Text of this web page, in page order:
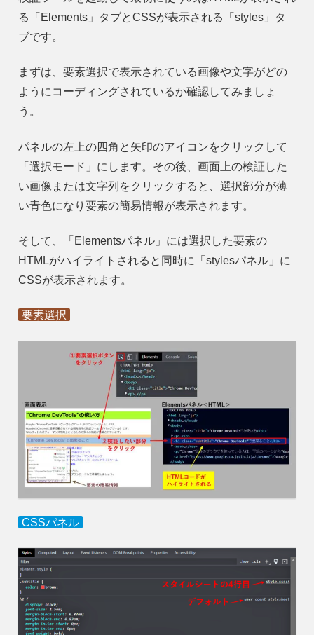
る「Elements」タブとCSSが表示される「styles」タ
ブです。
まずは、要素選択で表示されている画像や文字がどの
ようにコーディングされているか確認してみましょ
う。
パネルの左上の四角と矢印のアイコンをクリックして
「選択モード」にします。その後、画面上の検証した
い画像または文字列をクリックすると、選択部分が薄
い青色になり要素の簡易情報が表示されます。
そして、「Elementsパネル」には選択した要素の
HTMLがハイライトされると同時に「stylesパネル」に
CSSが表示されます。
要素選択
CSSパネル